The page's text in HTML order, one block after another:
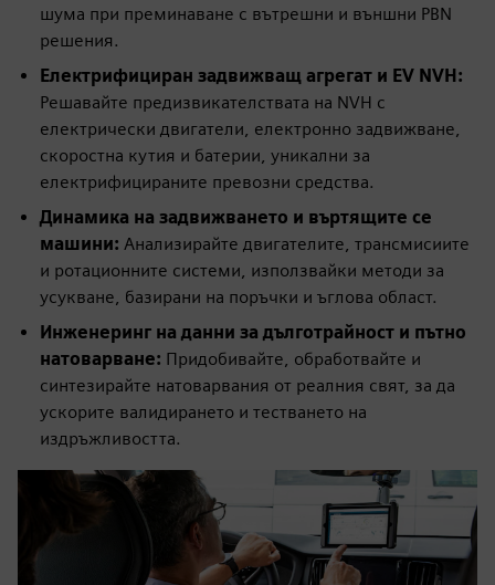
шума при преминаване с вътрешни и външни PBN
решения.
Електрифициран задвижващ агрегат и EV NVH:
Решавайте предизвикателствата на NVH с
електрически двигатели, електронно задвижване,
скоростна кутия и батерии, уникални за
електрифицираните превозни средства.
Динамика на задвижването и въртящите се
машини: Анализирайте двигателите, трансмисиите
и ротационните системи, използвайки методи за
усукване, базирани на поръчки и ъглова област.
Инженеринг на данни за дълготрайност и пътно
натоварване: Придобивайте, обработвайте и
синтезирайте натоварвания от реалния свят, за да
ускорите валидирането и тестването на
издръжливостта.